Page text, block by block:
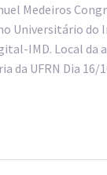
Medeiros
Universitário do
IMD. Local da
da UFRN Dia 16/